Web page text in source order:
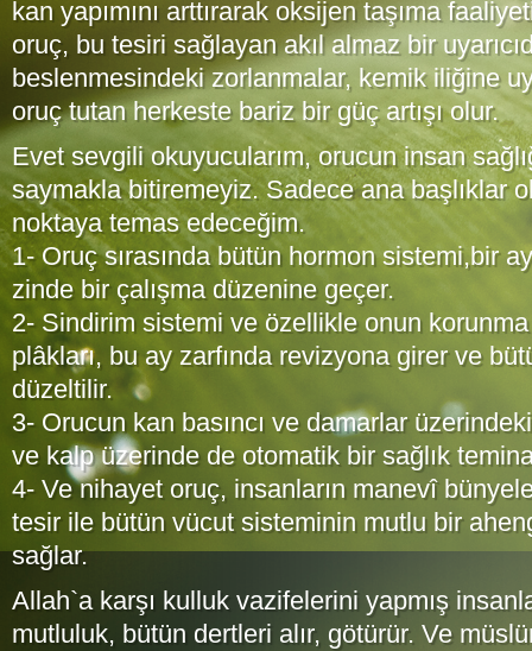
kan yapımını arttırarak oksijen taşıma
oruç, bu tesiri sağlayan akıl almaz bir
beslenmesindeki zorlanmalar, kemik iliğine
oruç tutan herkeste bariz bir güç artışı olur.
Evet sevgili okuyucularım, orucun insan
saymakla bitiremeyiz. Sadece ana başlıklar
noktaya temas edeceğim.
1- Oruç sırasında bütün hormon sistemi,bir
zinde bir çalışma düzenine geçer.
2- Sindirim sistemi ve özellikle onun
plâkları, bu ay zarfında revizyona girer ve
düzeltilir.
3- Orucun kan basıncı ve damarlar
ve kalp üzerinde de otomatik bir sağlık
4- Ve nihayet oruç, insanların manevî
tesir ile bütün vücut sisteminin mutlu bir
sağlar.
Allah`a karşı kulluk vazifelerini yapmış
mutluluk, bütün dertleri alır, götürür. Ve